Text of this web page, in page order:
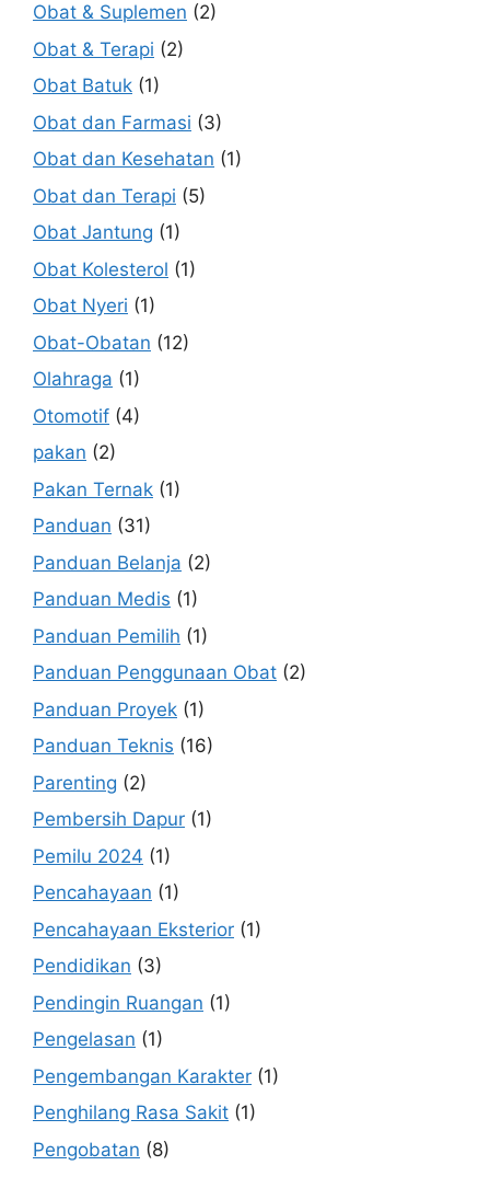
Obat & Suplemen (2)
Obat & Terapi (2)
Obat Batuk (1)
Obat dan Farmasi (3)
Obat dan Kesehatan (1)
Obat dan Terapi (5)
Obat Jantung (1)
Obat Kolesterol (1)
Obat Nyeri (1)
Obat-Obatan (12)
Olahraga (1)
Otomotif (4)
pakan (2)
Pakan Ternak (1)
Panduan (31)
Panduan Belanja (2)
Panduan Medis (1)
Panduan Pemilih (1)
Panduan Penggunaan Obat (2)
Panduan Proyek (1)
Panduan Teknis (16)
Parenting (2)
Pembersih Dapur (1)
Pemilu 2024 (1)
Pencahayaan (1)
Pencahayaan Eksterior (1)
Pendidikan (3)
Pendingin Ruangan (1)
Pengelasan (1)
Pengembangan Karakter (1)
Penghilang Rasa Sakit (1)
Pengobatan (8)